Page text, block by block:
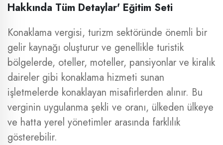
Hakkında Tüm Detaylar' Eğitim Seti
Konaklama vergisi, turizm sektöründe önemli bir
gelir kaynağı oluşturur ve genellikle turistik
bölgelerde, oteller, moteller, pansiyonlar ve kiralık
daireler gibi konaklama hizmeti sunan
işletmelerde konaklayan misafirlerden alınır. Bu
verginin uygulanma şekli ve oranı, ülkeden ülkeye
ve hatta yerel yönetimler arasında farklılık
gösterebilir.